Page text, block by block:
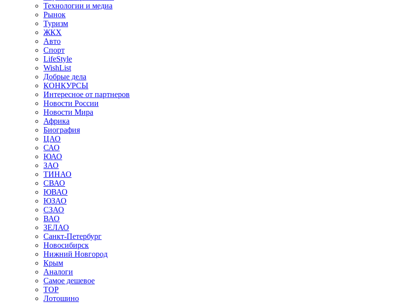
Технологии и медиа
Рынок
Туризм
ЖКХ
Авто
Спорт
LifeStyle
WishList
Добрые дела
КОНКУРСЫ
Интересное от партнеров
Новости России
Новости Мира
Африка
Биография
ЦАО
САО
ЮАО
ЗАО
ТИНАО
СВАО
ЮВАО
ЮЗАО
СЗАО
ВАО
ЗЕЛАО
Санкт-Петербург
Новосибирск
Нижний Новгород
Крым
Аналоги
Самое дешевое
TOP
Лотошино